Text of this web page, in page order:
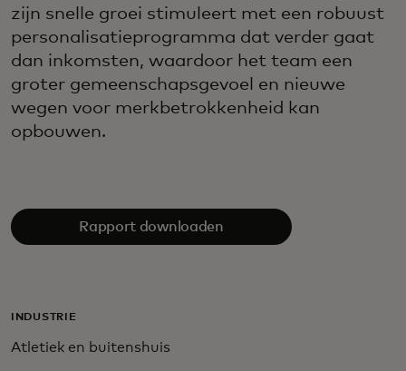
zijn snelle groei stimuleert met een robuust
personalisatieprogramma dat verder gaat
dan inkomsten, waardoor het team een
groter gemeenschapsgevoel en nieuwe
wegen voor merkbetrokkenheid kan
opbouwen.
Rapport downloaden
INDUSTRIE
Atletiek en buitenshuis